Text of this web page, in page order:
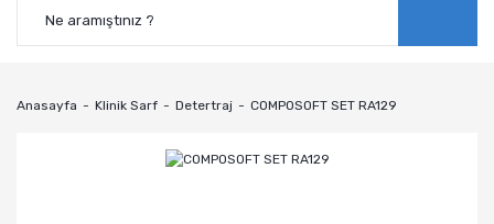
Anasayfa Klinik Sarf Detertraj COMPOSOFT SET RA129